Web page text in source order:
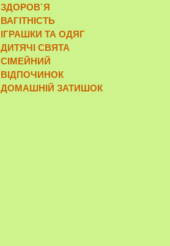
ЗДОРОВ`Я
ВАГІТНІСТЬ
ІГРАШКИ ТА ОДЯГ
ДИТЯЧІ СВЯТА
СІМЕЙНИЙ
ВІДПОЧИНОК
ДОМАШНІЙ ЗАТИШОК